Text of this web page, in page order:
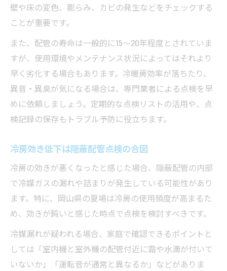
壁や床の変色、膨らみ、カビの発生などをチェックする
ことが重要です。
また、配管の寿命は一般的に15〜20年程度とされていま
すが、使用環境やメンテナンス状況によってはそれより
早く劣化する場合もあります。冷暖房効率が落ちたり、
異音・異臭が気になる場合は、専門業者による点検を早
めに依頼しましょう。定期的な点検リストの活用や、点
検記録の保存もトラブル予防に役立ちます。
冷房効き低下は隠蔽配管点検の合図
冷房の効きが悪くなったと感じた場合、隠蔽配管の内部
で冷媒ガスの漏れや詰まりが発生している可能性があり
ます。特に、岡山県の夏場は冷房の使用頻度が高まるた
め、効きが鈍いと感じた時点で点検を検討すべきです。
冷媒漏れが疑われる場合、家庭で確認できるポイントと
しては「室内機と室外機の配管付近に霜や水滴が付いて
いないか」「運転音が通常と異なるか」などがありま